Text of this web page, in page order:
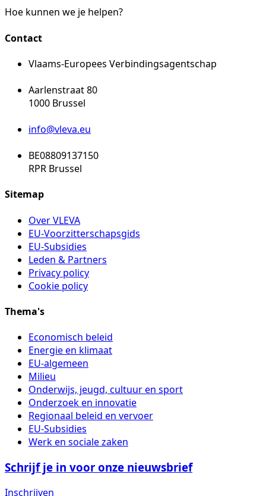
Hoe kunnen we je helpen?
Contact
Vlaams-Europees Verbindingsagentschap
Aarlenstraat 80
1000 Brussel
info@vleva.eu
BE08809137150
RPR Brussel
Sitemap
Over VLEVA
EU-Voorzitterschapsgids
EU-Subsidies
Leden & Partners
Privacy policy
Cookie policy
Thema's
Economisch beleid
Energie en klimaat
EU-algemeen
Milieu
Onderwijs, jeugd, cultuur en sport
Onderzoek en innovatie
Regionaal beleid en vervoer
EU-Subsidies
Werk en sociale zaken
Schrijf je in voor onze nieuwsbrief
Inschrijven